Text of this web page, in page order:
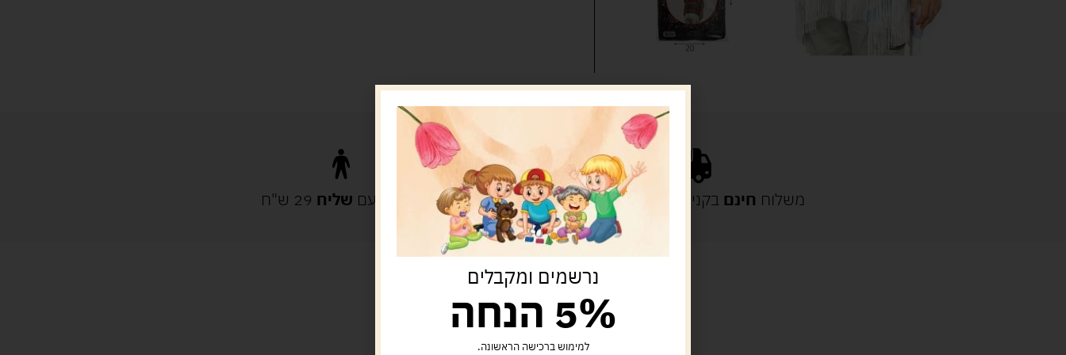
משלוח חינם בקנייה מעל 329 ש"ח משלוח עם שליח 29 ש"ח
מוצרים קשורים
נרשמים ומקבלים
5% הנחה
למימוש ברכישה הראשונה.